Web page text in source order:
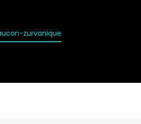
zurvanique